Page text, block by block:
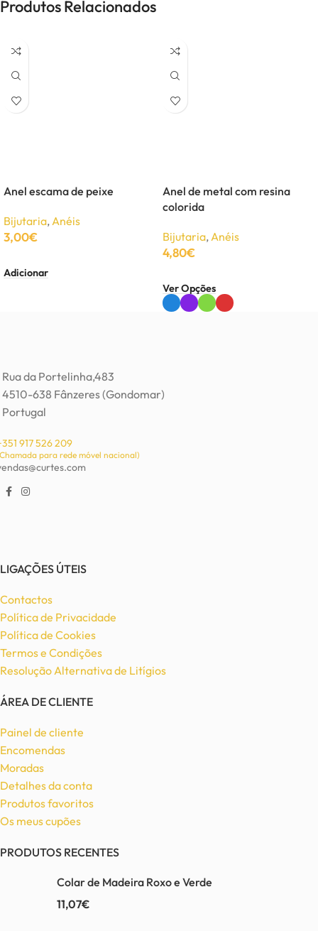
Produtos Relacionados
Anel escama de peixe
Bijutaria,Anéis
3,00€
Adicionar
Anel de metal com resina
colorida
Bijutaria,Anéis
4,80€
Ver Opções
Rua da Portelinha,483
4510-638 Fânzeres (Gondomar)
Portugal
917 526 209
para rede móvel nacional)
LIGAÇÕES ÚTEIS
Contactos
Política de Privacidade
Política de Cookies
Termos e Condições
Resolução Alternativa de Litígios
ÁREA DE CLIENTE
Painel de cliente
Encomendas
Moradas
Detalhes da conta
Produtos favoritos
Os meus cupões
PRODUTOS RECENTES
Colar de Madeira Roxo e Verde
11,07€